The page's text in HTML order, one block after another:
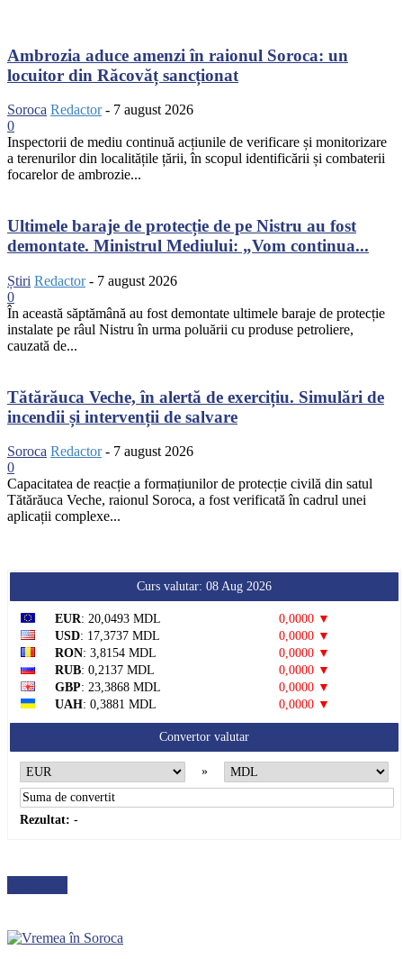
Ambrozia aduce amenzi în raionul Soroca: un
locuitor din Răcovăț sancționat
Soroca Redactor - 7 august 2026
0
Inspectorii de mediu continuă acțiunile de verificare și monitorizare
a terenurilor din localitățile țării, în scopul identificării și combaterii
focarelor de ambrozie...
Ultimele baraje de protecție de pe Nistru au fost
demontate. Ministrul Mediului: „Vom continua...
Știri Redactor - 7 august 2026
0
În această săptămână au fost demontate ultimele baraje de protecție
instalate pe râul Nistru în urma poluării cu produse petroliere,
cauzată de...
Tătărăuca Veche, în alertă de exercițiu. Simulări de
incendii și intervenții de salvare
Soroca Redactor - 7 august 2026
0
Capacitatea de reacție a formațiunilor de protecție civilă din satul
Tătărăuca Veche, raionul Soroca, a fost verificată în cadrul unei
aplicații complexe...
Curs valutar: 08 Aug 2026
EUR: 20,0493 MDL
0,0000 ▼
USD: 17,3737 MDL
0,0000 ▼
RON: 3,8154 MDL
0,0000 ▼
RUB: 0,2137 MDL
0,0000 ▼
GBP: 23,3868 MDL
0,0000 ▼
UAH: 0,3881 MDL 0,0000 ▼
Convertor valutar
»
Rezultat: -